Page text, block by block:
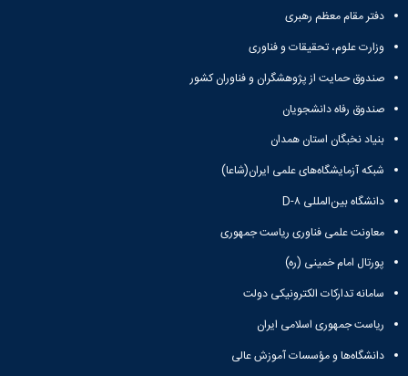
دفتر مقام معظم رهبری
وزارت علوم، تحقیقات و فناوری
صندوق حمایت از پژوهشگران و فناوران کشور
صندوق رفاه دانشجویان
بنیاد نخبگان استان همدان
شبکه آزمایشگاه‌های علمی ایران(شاعا)
دانشگاه بین‌المللی D-۸
معاونت علمی فناوری ریاست جمهوری
پورتال امام خمینی (ره)
سامانه تدارکات الکترونیکی دولت
ریاست جمهوری اسلامی ایران
دانشگاه‌ها و مؤسسات آموزش عالی